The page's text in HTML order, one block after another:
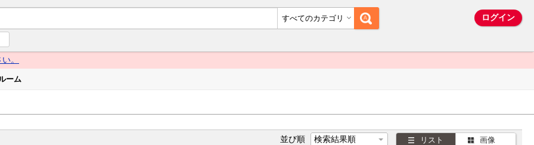
（グローイングナビ） 産業とくらしの情報プラットフォーム すべてのカテゴリ ログイン
。
ーム
並び順 リスト 画像